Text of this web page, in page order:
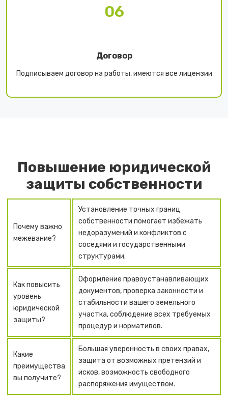
06
Договор
Подписываем договор на работы, имеются все лицензии
Повышение юридической
защиты собственности
Почему важно
межевание?
Установление точных границ
собственности помогает избежать
недоразумений и конфликтов с
соседями и государственными
структурами.
Как повысить
уровень
юридической
защиты?
Оформление правоустанавливающих
документов, проверка законности и
стабильности вашего земельного
участка, соблюдение всех требуемых
процедур и нормативов.
Какие
преимущества
вы получите?
Большая уверенность в своих правах,
защита от возможных претензий и
исков, возможность свободного
распоряжения имуществом.